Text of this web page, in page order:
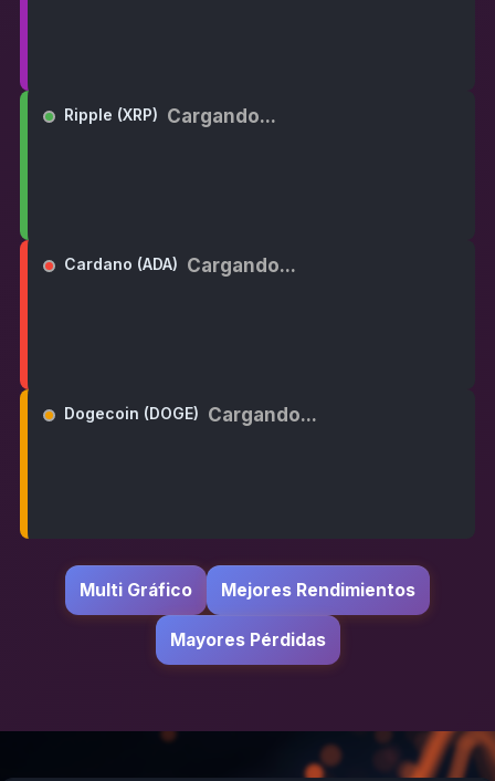
Ripple (XRP) Cargando...
Cardano (ADA) Cargando...
Dogecoin (DOGE) Cargando...
Multi Gráfico Mejores Rendimientos
Mayores Pérdidas